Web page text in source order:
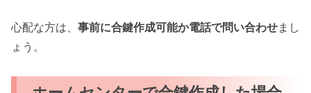
心配な方は、 事前に合鍵作成可能か電話で問い合わせまし
ょう。